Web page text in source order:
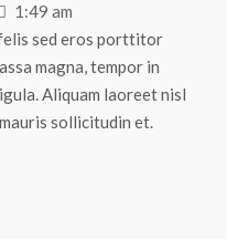
1:49 am
sed eros porttitor
magna, tempor in
Aliquam laoreet nisl
sollicitudin et.